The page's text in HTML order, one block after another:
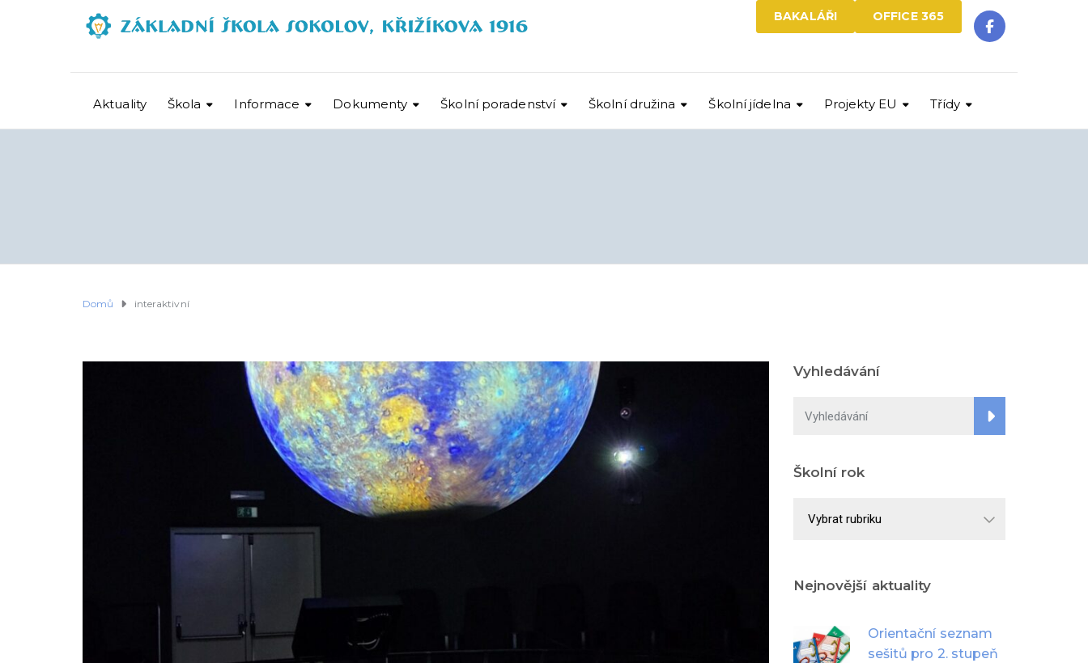
OFFICE 365
BAKALÁŘI
Aktuality Škola Informace Dokumenty Školní poradenství Školní družina Školní jídelna Projekty EU Třídy
Domů interaktivní
Vyhledávání
Školní rok
Nejnovější aktuality
Orientační seznam
sešitů pro 2. stupeň